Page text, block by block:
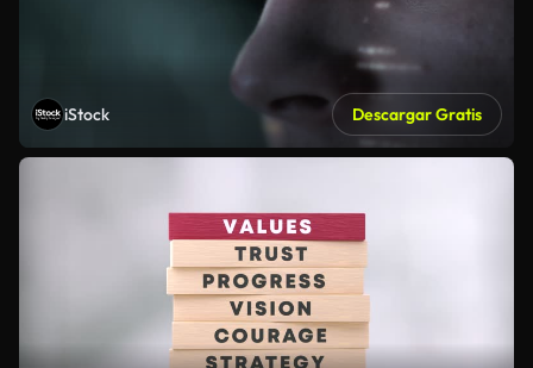
iStock Descargar Gratis